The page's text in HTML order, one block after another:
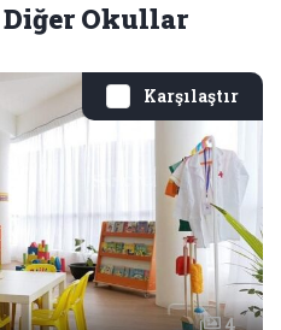
Diğer Okullar
Karşılaştır
4